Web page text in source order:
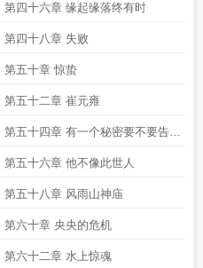
第四十六章 缘起缘落终有时
第四十八章 失败
第五十章 惊蛰
第五十二章 崔元雍
第五十四章 有一个秘密要不要告诉
你
第五十六章 他不像此世人
第五十八章 风雨山神庙
第六十章 央央的危机
第六十二章 水上惊魂